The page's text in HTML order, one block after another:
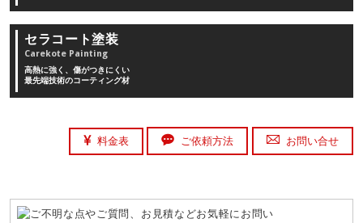
セラコート塗装
Carekote Painting
高熱に強く、傷がつきにくい
最先端技術のコーティング材
料金表 ご依頼方法 お問い合せ